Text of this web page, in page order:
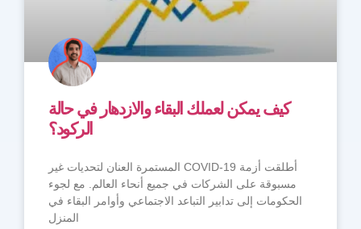
كيف يمكن لعملك البقاء والازدهار في حالة
الركود؟
أطلقت أزمة COVID-19 المستمرة العنان لتحديات غير
مسبوقة على الشركات في جميع أنحاء العالم. مع لجوء
الحكومات إلى تدابير التباعد الاجتماعي وأوامر البقاء في
المنزل